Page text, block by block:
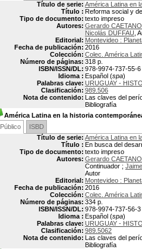
Título de serie: América Latina en
Título : Reforma social y
Tipo de documento: texto impreso
Autores: Gerardo
Nicolás DUFFAU ,
Editorial: Montevideo :
Fecha de publicación: 2016
Colección: Colec. América
Número de páginas: 318 p.
ISBN/ISSN/DL: 978-9974-737-55-6
Idioma : Español (spa)
Palabras clave: URUGUAY -
Clasificación: 989.506
Nota de contenido: Las claves del
Bibliografía
América Latina en la historia
Público
ISBD
Título de serie: América Latina en
Título : En busca del
Tipo de documento: texto impreso
Autores: Gerardo
Continuador ;
Autor
Editorial: Montevideo :
Fecha de publicación: 2016
Colección: Colec. América
Número de páginas: 334 p.
ISBN/ISSN/DL: 978-9974-737-56-3
Idioma : Español (spa)
Palabras clave: URUGUAY -
Clasificación: 989.5062
Nota de contenido: Las claves del
Bibliografía